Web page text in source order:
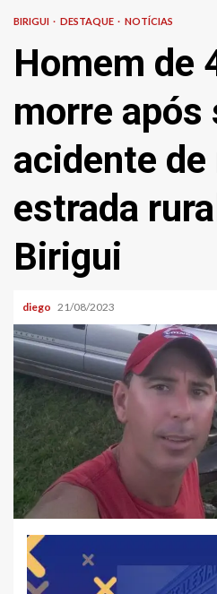
BIRIGUI DESTAQUE NOTÍCIAS
Homem de
morre após
acidente
estrada
Birigui
diego 21/08/2023